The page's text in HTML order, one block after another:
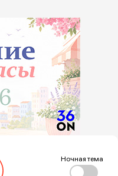
Ночная тема